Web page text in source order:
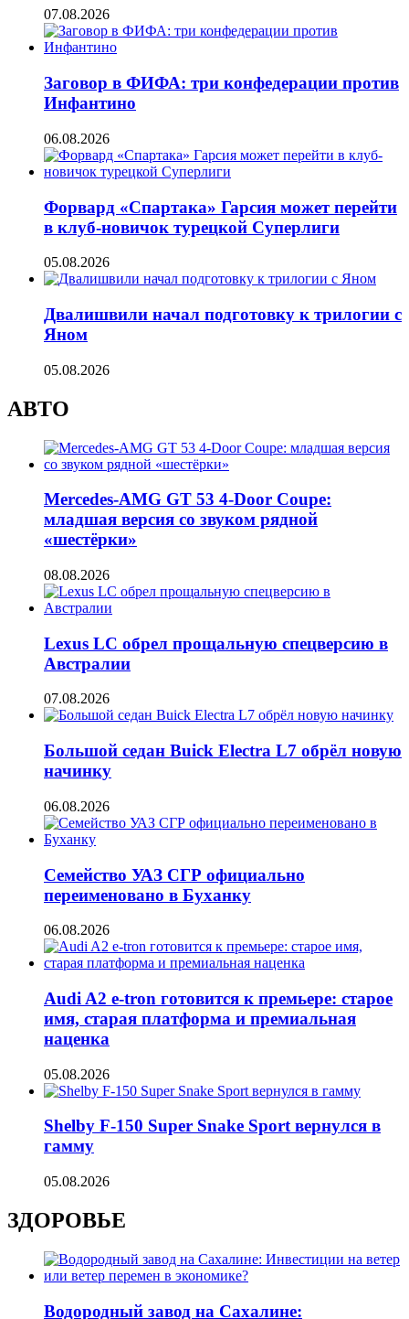
07.08.2026
Заговор в ФИФА: три конфедерации против
Инфантино
06.08.2026
Форвард «Спартака» Гарсия может перейти
в клуб-новичок турецкой Суперлиги
05.08.2026
Двалишвили начал подготовку к трилогии с
Яном
05.08.2026
АВТО
Mercedes-AMG GT 53 4-Door Coupe:
младшая версия со звуком рядной
«шестёрки»
08.08.2026
Lexus LC обрел прощальную спецверсию в
Австралии
07.08.2026
Большой седан Buick Electra L7 обрёл новую
начинку
06.08.2026
Семейство УАЗ СГР официально
переименовано в Буханку
06.08.2026
Audi A2 e-tron готовится к премьере: старое
имя, старая платформа и премиальная
наценка
05.08.2026
Shelby F-150 Super Snake Sport вернулся в
гамму
05.08.2026
ЗДОРОВЬЕ
Водородный завод на Сахалине: